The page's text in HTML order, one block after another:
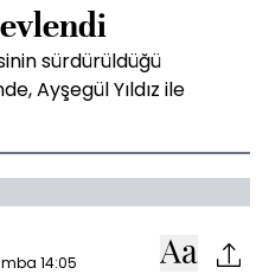
sürdürüldüğü
Ayşegül Yıldız ile
14:05